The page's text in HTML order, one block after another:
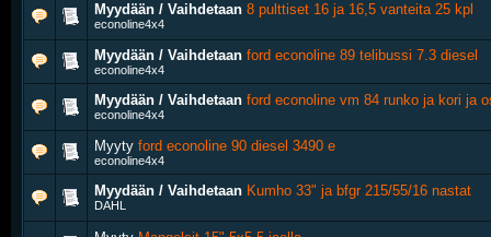
Myydään / Vaihdetaan 8 pulttiset 16 ja 16,5 vanteita 25 kpl
econoline4x4
Myydään / Vaihdetaan ford econoline 89 telibussi 7.3 diesel
econoline4x4
Myydään / Vaihdetaan ford econoline vm 84 runko ja kori ja
econoline4x4
Myyty ford econoline 90 diesel 3490 e
econoline4x4
Myydään / Vaihdetaan Kumho 33" ja bfgr 215/55/16 nastat
DAHL